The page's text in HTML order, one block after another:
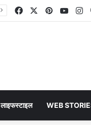
FacebookPinterest
लाइफस्टाइल WEB